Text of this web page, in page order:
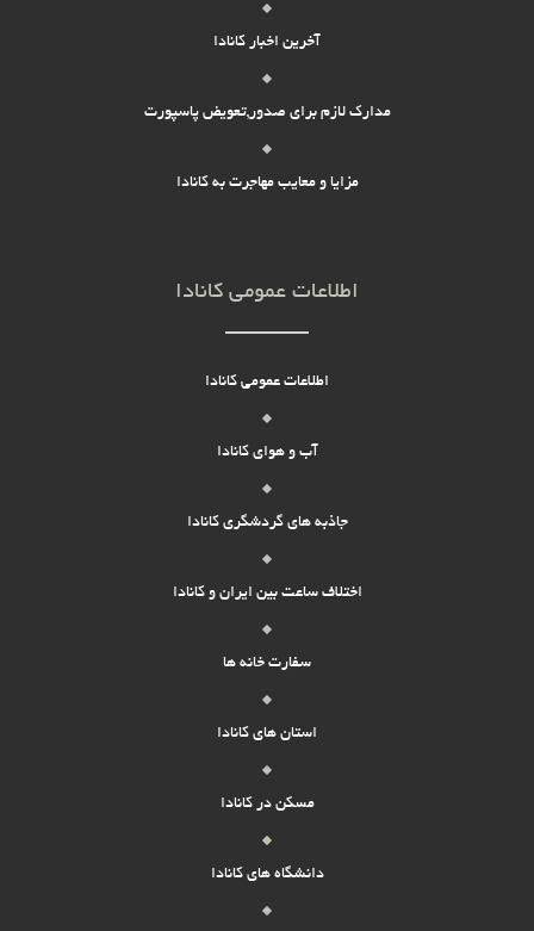
آخرین اخبار کانادا
مدارک لازم برای صدور,تعویض پاسپورت
مزایا و معایب مهاجرت به کانادا
اطلاعات عمومی کانادا
اطلاعات عمومی کانادا
آب و هوای کانادا
جاذبه های گردشگری کانادا
اختلاف ساعت بین ایران و کانادا
سفارت خانه ها
استان های کانادا
مسکن در کانادا
دانشگاه های کانادا